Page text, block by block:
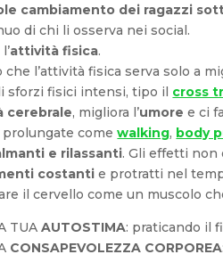
cambiamento dei ragazzi
di chi li osserva nei social.
attività fisica.
l’attività fisica serva solo a
sforzi fisici intensi, tipo il cross
cerebrale, migliora l’umore e ci
prolungate comewalking, body
e rilassanti. Gli effetti non
costanti e protratti nel
il cervello come un muscolo
TUAAUTOSTIMA: praticando il
CONSAPEVOLEZZA CORPOREA